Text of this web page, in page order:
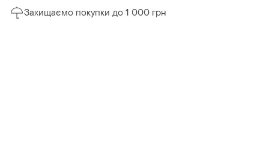
Захищаємо покупки до 1 000 грн